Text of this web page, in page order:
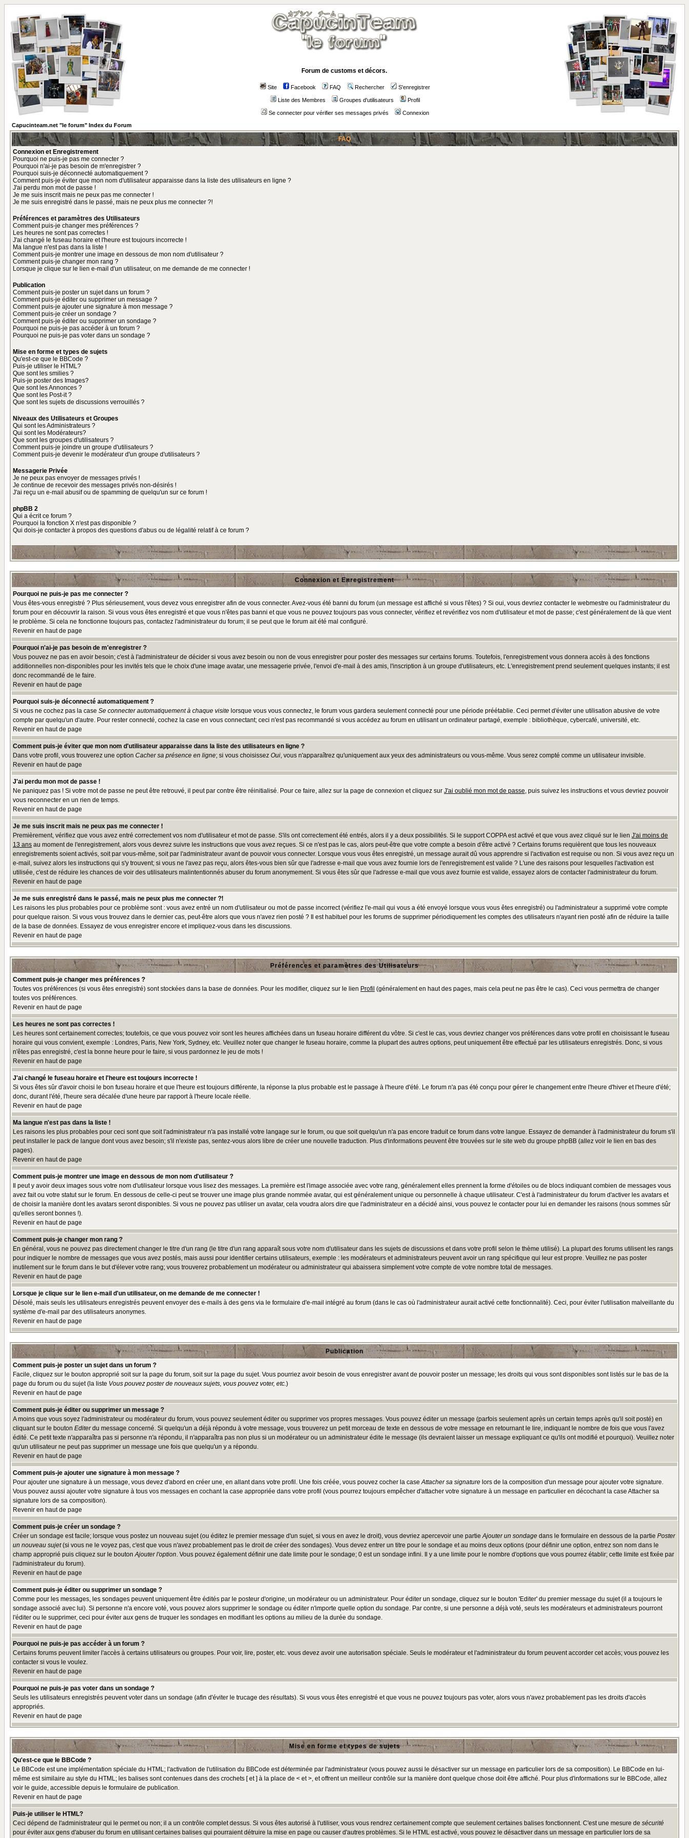
Forum de customs et décors.
Site Facebook FAQ Rechercher S'enregistrer
Liste des Membres Groupes d'utilisateurs Profil
Se connecter pour vérifier ses messages privés
Connexion
Capucinteam.net "le forum" Index du Forum
FAQ
Connexion et Enregistrement
Pourquoi ne puis-je pas me connecter ?
Pourquoi n'ai-je pas besoin de m'enregistrer ?
Pourquoi suis-je déconnecté automatiquement ?
Comment puis-je éviter que mon nom d'utilisateur apparaisse dans la liste des utilisateurs en ligne ?
J'ai perdu mon mot de passe !
Je me suis inscrit mais ne peux pas me connecter !
Je me suis enregistré dans le passé, mais ne peux plus me connecter ?!
Préférences et paramètres des Utilisateurs
Comment puis-je changer mes préférences ?
Les heures ne sont pas correctes !
J'ai changé le fuseau horaire et l'heure est toujours incorrecte !
Ma langue n'est pas dans la liste !
Comment puis-je montrer une image en dessous de mon nom d'utilisateur ?
Comment puis-je changer mon rang ?
Lorsque je clique sur le lien e-mail d'un utilisateur, on me demande de me connecter !
Publication
Comment puis-je poster un sujet dans un forum ?
Comment puis-je éditer ou supprimer un message ?
Comment puis-je ajouter une signature à mon message ?
Comment puis-je créer un sondage ?
Comment puis-je éditer ou supprimer un sondage ?
Pourquoi ne puis-je pas accéder à un forum ?
Pourquoi ne puis-je pas voter dans un sondage ?
Mise en forme et types de sujets
Qu'est-ce que le BBCode ?
Puis-je utiliser le HTML?
Que sont les smilies ?
Puis-je poster des Images?
Que sont les Annonces ?
Que sont les Post-it ?
Que sont les sujets de discussions verrouillés ?
Niveaux des Utilisateurs et Groupes
Qui sont les Administrateurs ?
Qui sont les Modérateurs?
Que sont les groupes d'utilisateurs ?
Comment puis-je joindre un groupe d'utilisateurs ?
Comment puis-je devenir le modérateur d'un groupe d'utilisateurs ?
Messagerie Privée
Je ne peux pas envoyer de messages privés !
Je continue de recevoir des messages privés non-désirés !
J'ai reçu un e-mail abusif ou de spamming de quelqu'un sur ce forum !
phpBB 2
Qui a écrit ce forum ?
Pourquoi la fonction X n'est pas disponible ?
Qui dois-je contacter à propos des questions d'abus ou de légalité relatif à ce forum ?
Connexion et Enregistrement
Pourquoi ne puis-je pas me connecter ?
Vous êtes-vous enregistré ? Plus sérieusement, vous devez vous enregistrer afin de vous connecter. Avez-vous été banni du forum (un message est affiché si vous l'êtes) ? Si oui, vous devriez contacter le webmestre ou l'administrateur du
forum pour en découvrir la raison. Si vous vous êtes enregistré et que vous n'êtes pas banni et que vous ne pouvez toujours pas vous connecter, vérifiez et revérifiez vos nom d'utilisateur et mot de passe; c'est généralement de là que vient
le problème. Si cela ne fonctionne toujours pas, contactez l'administrateur du forum; il se peut que le forum ait été mal configuré.
Revenir en haut de page
Pourquoi n'ai-je pas besoin de m'enregistrer ?
Vous pouvez ne pas en avoir besoin; c'est à l'administrateur de décider si vous avez besoin ou non de vous enregistrer pour poster des messages sur certains forums. Toutefois, l'enregistrement vous donnera accès à des fonctions
additionnelles non-disponibles pour les invités tels que le choix d'une image avatar, une messagerie privée, l'envoi d'e-mail à des amis, l'inscription à un groupe d'utilisateurs, etc. L'enregistrement prend seulement quelques instants; il est
donc recommandé de le faire.
Revenir en haut de page
Pourquoi suis-je déconnecté automatiquement ?
Si vous ne cochez pas la case Se connecter automatiquement à chaque visite lorsque vous vous connectez, le forum vous gardera seulement connecté pour une période préétablie. Ceci permet d'éviter une utilisation abusive de votre
compte par quelqu'un d'autre. Pour rester connecté, cochez la case en vous connectant; ceci n'est pas recommandé si vous accédez au forum en utilisant un ordinateur partagé, exemple : bibliothèque, cybercafé, université, etc.
Revenir en haut de page
Comment puis-je éviter que mon nom d'utilisateur apparaisse dans la liste des utilisateurs en ligne ?
Dans votre profil, vous trouverez une option Cacher sa présence en ligne; si vous choisissez Oui, vous n'apparaîtrez qu'uniquement aux yeux des administrateurs ou vous-même. Vous serez compté comme un utilisateur invisible.
Revenir en haut de page
J'ai perdu mon mot de passe !
Ne paniquez pas ! Si votre mot de passe ne peut être retrouvé, il peut par contre être réinitialisé. Pour ce faire, allez sur la page de connexion et cliquez sur J'ai oublié mon mot de passe, puis suivez les instructions et vous devriez pouvoir
vous reconnecter en un rien de temps.
Revenir en haut de page
Je me suis inscrit mais ne peux pas me connecter !
Premièrement, vérifiez que vous avez entré correctement vos nom d'utilisateur et mot de passe. S'ils ont correctement été entrés, alors il y a deux possibilités. Si le support COPPA est activé et que vous avez cliqué sur le lien J'ai moins de
13 ans au moment de l'enregistrement, alors vous devrez suivre les instructions que vous avez reçues. Si ce n'est pas le cas, alors peut-être que votre compte a besoin d'être activé ? Certains forums requièrent que tous les nouveaux
enregistrements soient activés, soit par vous-même, soit par l'administrateur avant de pouvoir vous connecter. Lorsque vous vous êtes enregistré, un message aurait dû vous apprendre si l'activation est requise ou non. Si vous avez reçu un
e-mail, suivez alors les instructions qui s'y trouvent; si vous ne l'avez pas reçu, alors êtes-vous bien sûr que l'adresse e-mail que vous avez fournie lors de l'enregistrement est valide ? L'une des raisons pour lesquelles l'activation est
utilisée, c'est de réduire les chances de voir des utilisateurs malintentionnés abuser du forum anonymement. Si vous êtes sûr que l'adresse e-mail que vous avez fournie est valide, essayez alors de contacter l'administrateur du forum.
Revenir en haut de page
Je me suis enregistré dans le passé, mais ne peux plus me connecter ?!
Les raisons les plus probables pour ce problème sont : vous avez entré un nom d'utilisateur ou mot de passe incorrect (vérifiez l'e-mail qui vous a été envoyé lorsque vous vous êtes enregistré) ou l'administrateur a supprimé votre compte
pour quelque raison. Si vous vous trouvez dans le dernier cas, peut-être alors que vous n'avez rien posté ? Il est habituel pour les forums de supprimer périodiquement les comptes des utilisateurs n'ayant rien posté afin de réduire la taille
de la base de données. Essayez de vous enregistrer encore et impliquez-vous dans les discussions.
Revenir en haut de page
Préférences et paramètres des Utilisateurs
Comment puis-je changer mes préférences ?
Toutes vos préférences (si vous êtes enregistré) sont stockées dans la base de données. Pour les modifier, cliquez sur le lien Profil (généralement en haut des pages, mais cela peut ne pas être le cas). Ceci vous permettra de changer
toutes vos préférences.
Revenir en haut de page
Les heures ne sont pas correctes !
Les heures sont certainement correctes; toutefois, ce que vous pouvez voir sont les heures affichées dans un fuseau horaire différent du vôtre. Si c'est le cas, vous devriez changer vos préférences dans votre profil en choisissant le fuseau
horaire qui vous convient, exemple : Londres, Paris, New York, Sydney, etc. Veuillez noter que changer le fuseau horaire, comme la plupart des autres options, peut uniquement être effectué par les utilisateurs enregistrés. Donc, si vous
n'êtes pas enregistré, c'est la bonne heure pour le faire, si vous pardonnez le jeu de mots !
Revenir en haut de page
J'ai changé le fuseau horaire et l'heure est toujours incorrecte !
Si vous êtes sûr d'avoir choisi le bon fuseau horaire et que l'heure est toujours différente, la réponse la plus probable est le passage à l'heure d'été. Le forum n'a pas été conçu pour gérer le changement entre l'heure d'hiver et l'heure d'été;
donc, durant l'été, l'heure sera décalée d'une heure par rapport à l'heure locale réelle.
Revenir en haut de page
Ma langue n'est pas dans la liste !
Les raisons les plus probables pour ceci sont que soit l'administrateur n'a pas installé votre langage sur le forum, ou que soit quelqu'un n'a pas encore traduit ce forum dans votre langue. Essayez de demander à l'administrateur du forum s'il
peut installer le pack de langue dont vous avez besoin; s'il n'existe pas, sentez-vous alors libre de créer une nouvelle traduction. Plus d'informations peuvent être trouvées sur le site web du groupe phpBB (allez voir le lien en bas des
pages).
Revenir en haut de page
Comment puis-je montrer une image en dessous de mon nom d'utilisateur ?
Il peut y avoir deux images sous votre nom d'utilisateur lorsque vous lisez des messages. La première est l'image associée avec votre rang, généralement elles prennent la forme d'étoiles ou de blocs indiquant combien de messages vous
avez fait ou votre statut sur le forum. En dessous de celle-ci peut se trouver une image plus grande nommée avatar, qui est généralement unique ou personnelle à chaque utilisateur. C'est à l'administrateur du forum d'activer les avatars et
de choisir la manière dont les avatars seront disponibles. Si vous ne pouvez pas utiliser un avatar, cela voudra alors dire que l'administrateur en a décidé ainsi, vous pouvez le contacter pour lui en demander les raisons (nous sommes sûr
qu'elles seront bonnes !).
Revenir en haut de page
Comment puis-je changer mon rang ?
En général, vous ne pouvez pas directement changer le titre d'un rang (le titre d'un rang apparaît sous votre nom d'utilisateur dans les sujets de discussions et dans votre profil selon le thème utilisé). La plupart des forums utilisent les rangs
pour indiquer le nombre de messages que vous avez postés, mais aussi pour identifier certains utilisateurs, exemple : les modérateurs et administrateurs peuvent avoir un rang spécifique qui leur est propre. Veuillez ne pas poster
inutilement sur le forum dans le but d'élever votre rang; vous trouverez probablement un modérateur ou administrateur qui abaissera simplement votre compte de votre nombre total de messages.
Revenir en haut de page
Lorsque je clique sur le lien e-mail d'un utilisateur, on me demande de me connecter !
Désolé, mais seuls les utilisateurs enregistrés peuvent envoyer des e-mails à des gens via le formulaire d'e-mail intégré au forum (dans le cas où l'administrateur aurait activé cette fonctionnalité). Ceci, pour éviter l'utilisation malveillante du
système d'e-mail par des utilisateurs anonymes.
Revenir en haut de page
Publication
Comment puis-je poster un sujet dans un forum ?
Facile, cliquez sur le bouton approprié soit sur la page du forum, soit sur la page du sujet. Vous pourriez avoir besoin de vous enregistrer avant de pouvoir poster un message; les droits qui vous sont disponibles sont listés sur le bas de la
page du forum ou du sujet (la liste Vous pouvez poster de nouveaux sujets, vous pouvez voter, etc.)
Revenir en haut de page
Comment puis-je éditer ou supprimer un message ?
A moins que vous soyez l'administrateur ou modérateur du forum, vous pouvez seulement éditer ou supprimer vos propres messages. Vous pouvez éditer un message (parfois seulement après un certain temps après qu'il soit posté) en
cliquant sur le bouton Editerdu message concerné. Si quelqu'un a déjà répondu à votre message, vous trouverez un petit morceau de texte en dessous de votre message en retournant le lire, indiquant le nombre de fois que vous l'avez
édité. Ce petit texte n'apparaîtra pas si personne n'a répondu, il n'apparaîtra pas non plus si un modérateur ou un administrateur édite le message (ils devraient laisser un message expliquant ce qu'ils ont modifié et pourquoi). Veuillez noter
qu'un utilisateur ne peut pas supprimer un message une fois que quelqu'un y a répondu.
Revenir en haut de page
Comment puis-je ajouter une signature à mon message ?
Pour ajouter une signature à un message, vous devez d'abord en créer une, en allant dans votre profil. Une fois créée, vous pouvez cocher la caseAttacher sa signature lors de la composition d'un message pour ajouter votre signature.
Vous pouvez aussi ajouter votre signature à tous vos messages en cochant la case appropriée dans votre profil (vous pourrez toujours empêcher d'attacher votre signature à un message en particulier en décochant la case Attacher sa
signature lors de sa composition).
Revenir en haut de page
Comment puis-je créer un sondage ?
Créer un sondage est facile; lorsque vous postez un nouveau sujet (ou éditez le premier message d'un sujet, si vous en avez le droit), vous devriez apercevoir une partieAjouter un sondage dans le formulaire en dessous de la partie Poster
un nouveau sujet(si vous ne le voyez pas, c'est que vous n'avez probablement pas le droit de créer des sondages). Vous devez entrer un titre pour le sondage et au moins deux options (pour définir une option, entrez son nom dans le
champ approprié puis cliquez sur le boutonAjouter l'option. Vous pouvez également définir une date limite pour le sondage; 0 est un sondage infini. Il y a une limite pour le nombre d'options que vous pourrez établir; cette limite est fixée par
l'administrateur du forum).
Revenir en haut de page
Comment puis-je éditer ou supprimer un sondage ?
Comme pour les messages, les sondages peuvent uniquement être édités par le posteur d'origine, un modérateur ou un administrateur. Pour éditer un sondage, cliquez sur le bouton 'Editer' du premier message du sujet (il a toujours le
sondage associé avec lui). Si personne n'a encore voté, vous pouvez alors supprimer le sondage ou éditer n'importe quelle option du sondage. Par contre, si une personne a déjà voté, seuls les modérateurs et administrateurs pourront
l'éditer ou le supprimer, ceci pour éviter aux gens de truquer les sondages en modifiant les options au milieu de la durée du sondage.
Revenir en haut de page
Pourquoi ne puis-je pas accéder à un forum ?
Certains forums peuvent limiter l'accès à certains utilisateurs ou groupes. Pour voir, lire, poster, etc. vous devez avoir une autorisation spéciale. Seuls le modérateur et l'administrateur du forum peuvent accorder cet accès; vous pouvez les
contacter si vous le voulez.
Revenir en haut de page
Pourquoi ne puis-je pas voter dans un sondage ?
Seuls les utilisateurs enregistrés peuvent voter dans un sondage (afin d'éviter le trucage des résultats). Si vous vous êtes enregistré et que vous ne pouvez toujours pas voter, alors vous n'avez probablement pas les droits d'accès
appropriés.
Revenir en haut de page
Mise en forme et types de sujets
Qu'est-ce que le BBCode ?
Le BBCode est une implémentation spéciale du HTML; l'activation de l'utilisation du BBCode est déterminée par l'administrateur (vous pouvez aussi le désactiver sur un message en particulier lors de sa composition). Le BBCode en lui-
même est similaire au style du HTML; les balises sont contenues dans des crochets [ et ] à la place de < et >, et offrent un meilleur contrôle sur la manière dont quelque chose doit être affiché. Pour plus d'informations sur le BBCode, allez
voir le guide, accessible depuis le formulaire de publication.
Revenir en haut de page
Puis-je utiliser le HTML?
Ceci dépend de l'administrateur qui le permet ou non; il a un contrôle complet dessus. Si vous êtes autorisé à l'utiliser, vous vous rendrez certainement compte que seulement certaines balises fonctionnent. C'est une mesure de sécurité
pour éviter aux gens d'abuser du forum en utilisant certaines balises qui pourraient détruire la mise en page ou causer d'autres problèmes. Si le HTML est activé, vous pouvez le désactiver dans un message en particulier lors de sa